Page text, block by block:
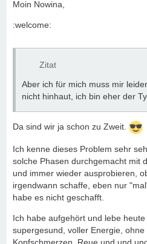
Moin Nowina,
:welcome:
Zitat
Aber ich für mich muss mir
nicht hinhaut, ich bin eher der
Da sind wir ja schon zu Zweit.
Ich kenne dieses Problem sehr
solche Phasen durchgemacht mit
und immer wieder ausprobieren,
irgendwann schaffe, eben nur
habe es nicht geschafft.
Ich habe aufgehört und lebe heute
supergesund, voller Energie, ohne